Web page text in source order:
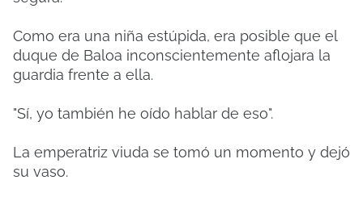
Como era una niña estúpida, era posible que el
duque de Baloa inconscientemente aflojara la
guardia frente a ella.
"Sí, yo también he oído hablar de eso".
La emperatriz viuda se tomó un momento y dejó
su vaso.